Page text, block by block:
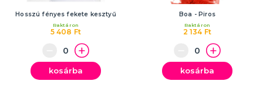
Hosszú fényes fekete kesztyű
5 408 Ft
Raktáron
kosárba
Boa - Piros
2 134 Ft
Raktáron
kosárba